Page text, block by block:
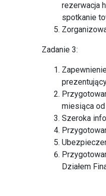
rezerwacja
spotkanie
Zadanie 3:
miesiąca
Szeroka
Działem